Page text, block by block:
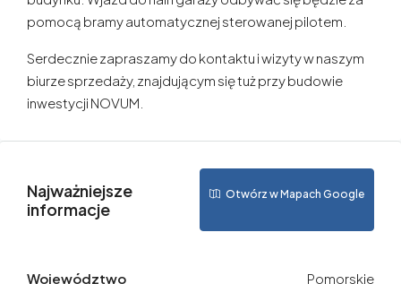
pomocą bramy automatycznej sterowanej pilotem.
Serdecznie zapraszamy do kontaktu i wizyty w naszym
biurze sprzedaży, znajdującym się tuż przy budowie
inwestycji NOVUM.
Najważniejsze
informacje
Otwórz w Mapach Google
Województwo Pomorskie